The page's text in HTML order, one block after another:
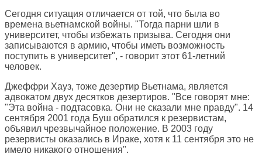
Сегодня ситуация отличается от той, что была во
времена вьетнамской войны. "Тогда парни шли в
университет, чтобы избежать призыва. Сегодня они
записываются в армию, чтобы иметь возможность
поступить в университет", - говорит этот 61-летний
человек.
Джеффри Хауз, тоже дезертир Вьетнама, является
адвокатом двух десятков дезертиров. "Все говорят мне:
"Эта война - подтасовка. Они не сказали мне правду". 14
сентября 2001 года Буш обратился к резервистам,
объявил чрезвычайное положение. В 2003 году
резервисты оказались в Ираке, хотя к 11 сентября это не
имело никакого отношения".